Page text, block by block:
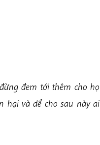
đem tới thêm cho họ
hại và để cho sau này ai